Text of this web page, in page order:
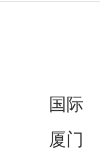
国际
厦门